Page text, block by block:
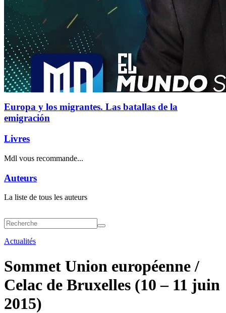
Europa y los migrantes. Las batallas de la
emigración
Livres
Mdl vous recommande...
Auteurs
La liste de tous les auteurs
Actualités
Sommet Union européenne /
Celac de Bruxelles (10 – 11 juin
2015)